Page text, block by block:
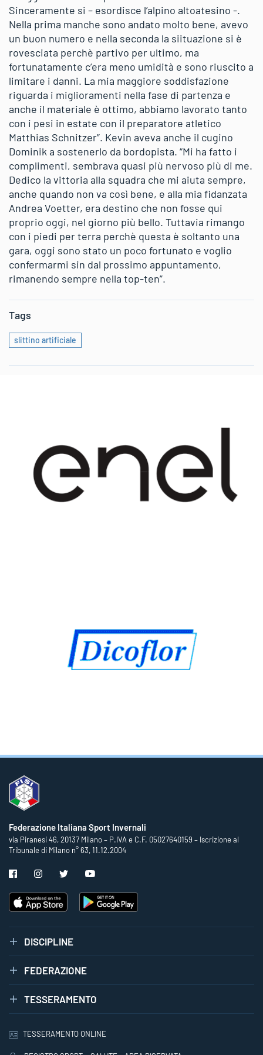
Sinceramente si – esordisce l’alpino altoatesino -.
Nella prima manche sono andato molto bene, avevo
un buon numero e nella seconda la siituazione si è
rovesciata perchè partivo per ultimo, ma
fortunatamente c’era meno umidità e sono riuscito a
limitare i danni. La mia maggiore soddisfazione
riguarda i miglioramenti nella fase di partenza e
anche il materiale è ottimo, abbiamo lavorato tanto
con i pesi in estate con il preparatore atletico
Matthias Schnitzer”. Kevin aveva anche il cugino
Dominik a sostenerlo da bordopista. “Mi ha fatto i
complimenti, sembrava quasi più nervoso più di me.
Dedico la vittoria alla squadra che mi aiuta sempre,
anche quando non va così bene, e alla mia fidanzata
Andrea Voetter, era destino che non fosse qui
proprio oggi, nel giorno più bello. Tuttavia rimango
con i piedi per terra perchè questa è soltanto una
gara, oggi sono stato un poco fortunato e voglio
confermarmi sin dal prossimo appuntamento,
rimanendo sempre nella top-ten”.
Tags
slittino artificiale
Federazione Italiana Sport Invernali
via Piranesi 46, 20137 Milano – P.IVA e C.F. 05027640159 – Iscrizione al
Tribunale di Milano n° 63, 11.12.2004
DISCIPLINE
FEDERAZIONE
TESSERAMENTO
TESSERAMENTO ONLINE